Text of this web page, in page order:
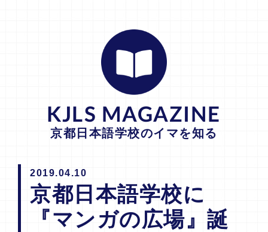
KJLS MAGAZINE
京都日本語学校のイマを知る
2019.04.10
京都日本語学校に
『マンガの広場』誕